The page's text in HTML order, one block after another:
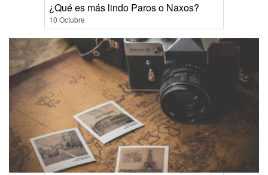
¿Qué es más lindo Paros o Naxos?
10 Octubre